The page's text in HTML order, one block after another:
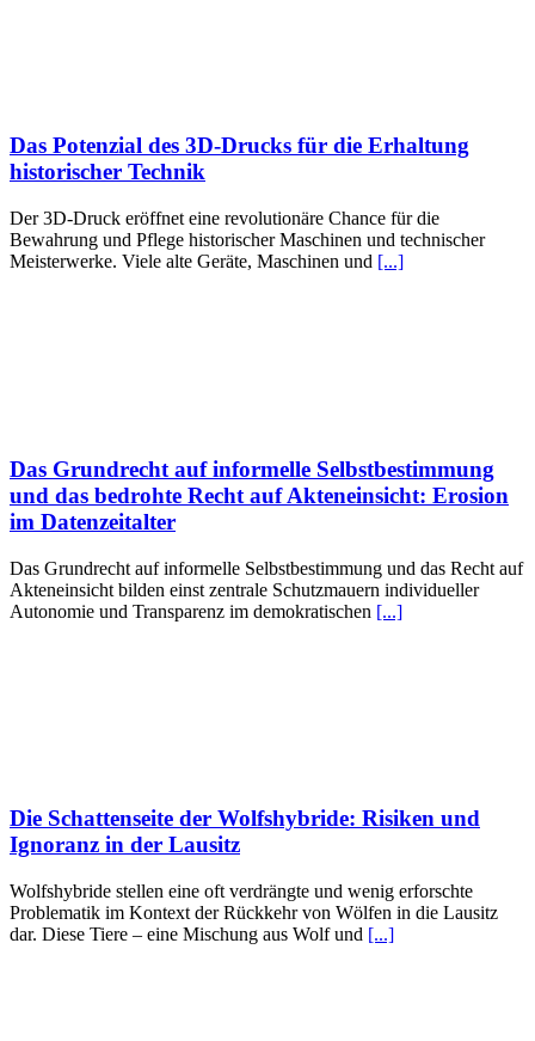
Das Potenzial des 3D-Drucks für die Erhaltung
historischer Technik
Der 3D-Druck eröffnet eine revolutionäre Chance für die
Bewahrung und Pflege historischer Maschinen und technischer
Meisterwerke. Viele alte Geräte, Maschinen und [...]
Das Grundrecht auf informelle Selbstbestimmung
und das bedrohte Recht auf Akteneinsicht: Erosion
im Datenzeitalter
Das Grundrecht auf informelle Selbstbestimmung und das Recht auf
Akteneinsicht bilden einst zentrale Schutzmauern individueller
Autonomie und Transparenz im demokratischen [...]
Die Schattenseite der Wolfshybride: Risiken und
Ignoranz in der Lausitz
Wolfshybride stellen eine oft verdrängte und wenig erforschte
Problematik im Kontext der Rückkehr von Wölfen in die Lausitz
dar. Diese Tiere – eine Mischung aus Wolf und [...]